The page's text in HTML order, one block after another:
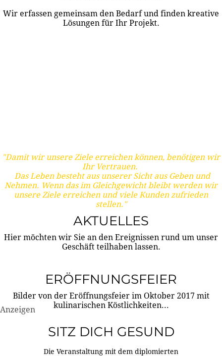
Wir erfassen gemeinsam den Bedarf und finden kreative
Lösungen für Ihr Projekt.
"Damit wir unsere Ziele erreichen können, benötigen wir
Ihr Vertrauen.
Das Leben besteht aus unserer Sicht aus Geben und
Nehmen. Wenn das im Gleichgewicht bleibt werden wir
unsere Ziele erreichen und viele Kunden zufrieden
stellen."
AKTUELLES
Hier möchten wir Sie an den Ereignissen rund um unser
Geschäft teilhaben lassen.
ERÖFFNUNGSFEIER
Bilder von der Eröffnungsfeier im Oktober 2017 mit
kulinarischen Köstlichkeiten...
Anzeigen
SITZ DICH GESUND
Die Veranstaltung mit dem diplomierten